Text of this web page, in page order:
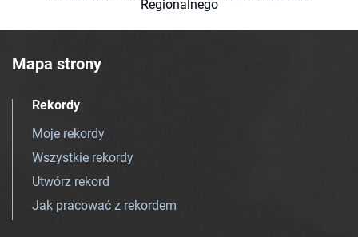
Regionalnego
Mapa strony
Rekordy
Moje rekordy
Wszystkie rekordy
Utwórz rekord
Jak pracować z rekordem